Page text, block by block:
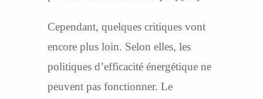
Cependant, quelques critiques vont
encore plus loin. Selon elles, les
politiques d’efficacité énergétique ne
peuvent pas fonctionner. Le